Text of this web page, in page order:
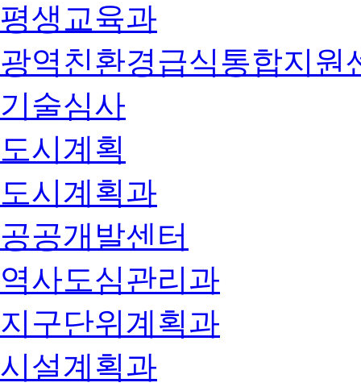
평생교육과
광역친환경급식통합지원
기술심사
도시계획
도시계획과
공공개발센터
역사도심관리과
지구단위계획과
시설계획과